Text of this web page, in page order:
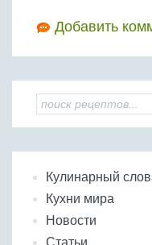
Добавить
Кулинарный
Кухни мира
Новости
Статьи